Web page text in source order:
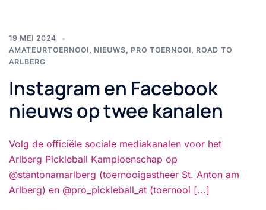
19 MEI 2024
AMATEURTOERNOOI, NIEUWS, PRO TOERNOOI, ROAD TO
ARLBERG
Instagram en Facebook
nieuws op twee kanalen
Volg de officiële sociale mediakanalen voor het
Arlberg Pickleball Kampioenschap op
@stantonamarlberg (toernooigastheer St. Anton am
Arlberg) en @pro_pickleball_at (toernooi [...]